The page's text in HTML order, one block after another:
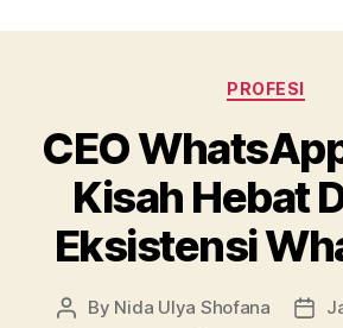
PROFESI
CEO
Kisah Hebat
Eksistensi
Post
By Nida Ulya Shofana
Post